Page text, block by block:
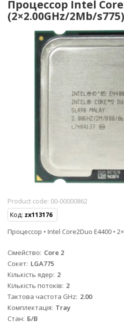
Процессор Intel
(2×2.00GHz/2Mb/
Product code: 00-00000862
Код: zx113176
Процессор • Intel Core2Duo E4400 •
Сімейство Core 2
Сокет LGA775
Кількість ядер 2
Кількість потоків 2
Тактова частота GHz 2.00
Комплектація Tray
Стан Б/B